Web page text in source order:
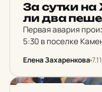
За сутки
ли два
Первая авария
5:30 в поселке
Водитель
от полученных…
Елена Захаренкова